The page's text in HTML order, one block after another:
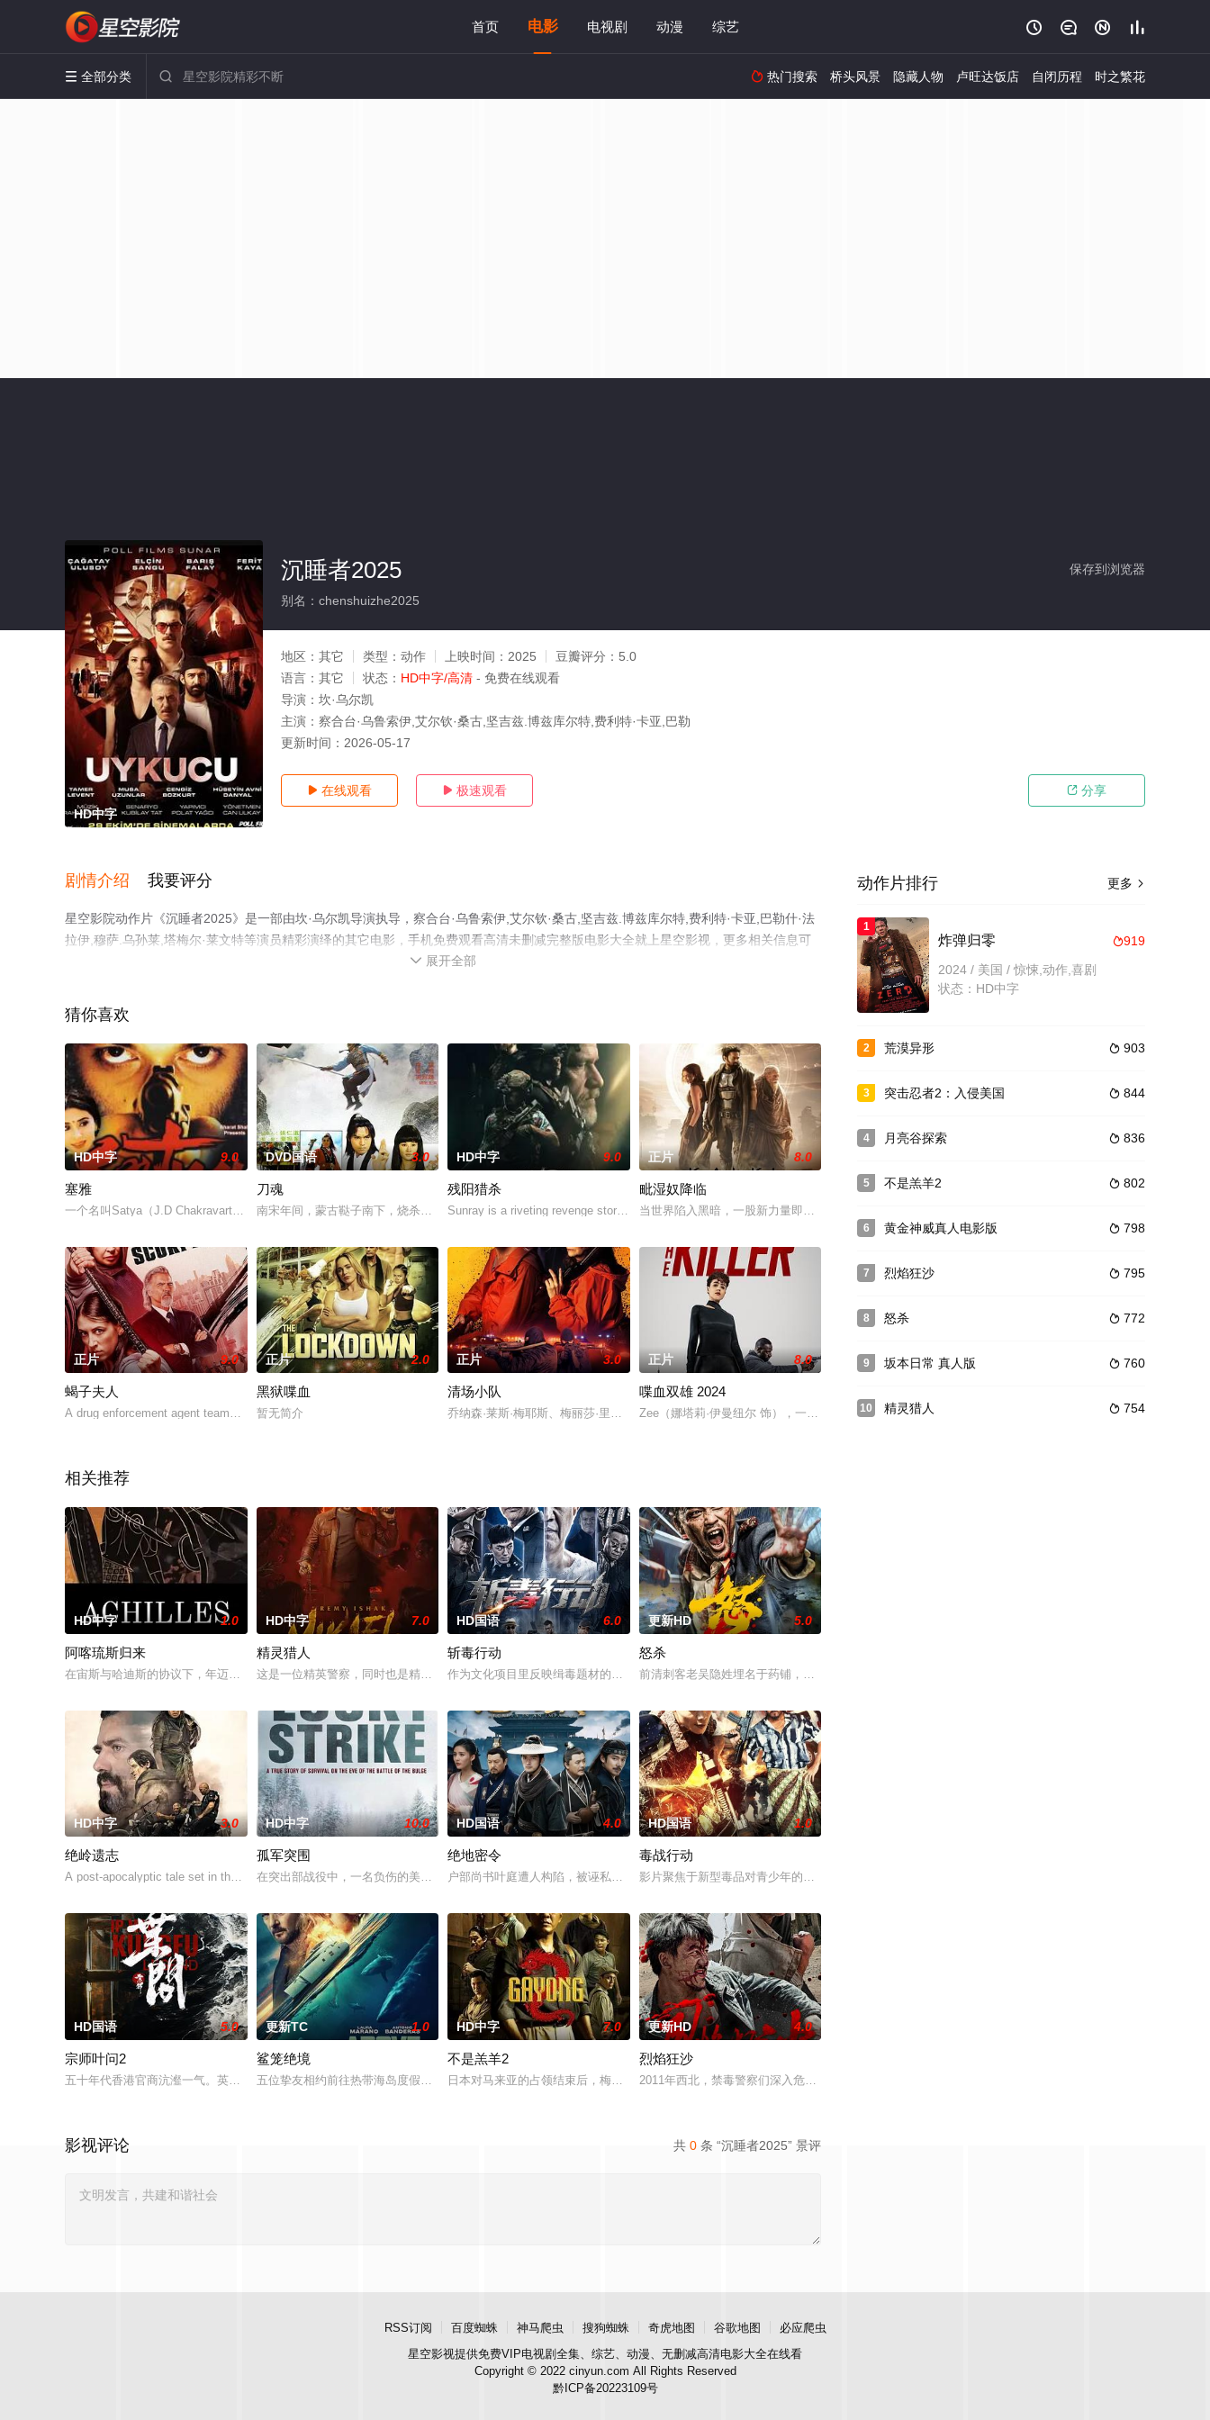
首页 电影 电视剧 动漫 综艺    
 全部分类   热门搜索 桥头风景 隐藏人物 卢旺达饭店 自闭历程 时之繁花
HD中字
保存到浏览器
沉睡者2025
别名：chenshuizhe2025
地区： 其它 类型： 动作 上映时间： 2025 豆瓣评分： 5.0
语言： 其它 状态： HD中字/高清 - 免费在线观看
导演： 坎·乌尔凯
主演： 察合台·乌鲁索伊,艾尔钦·桑古,坚吉兹.博兹库尔特,费利特·卡亚,巴勒
更新时间： 2026-05-17
 在线观看  极速观看  分享
剧情介绍 我要评分
星空影院动作片《沉睡者2025》是一部由坎·乌尔凯导演执导，察合台·乌鲁索伊,艾尔钦·桑古,坚吉兹.博兹库尔特,费利特·卡亚,巴勒什·法
拉伊,穆萨.乌孙莱,塔梅尔·莱文特等演员精彩演绎的其它电影，手机免费观看高清未删减完整版电影大全就上星空影视，更多相关信息可
 展开全部
猜你喜欢
HD中字 9.0
塞雅
一个名叫Satya（J.D Chakravarthy）的年轻人从印度南部来到孟买找工作。这个曾经诚实的年轻人在监狱里遇到了一
DVD国语 3.0
刀魂
南宋年间，蒙古鞑子南下，烧杀奸淫，围急襄阳。襄阳守将吕文唤奋勇抗敌，以丞相贾似道为首的奸党卖国求荣，切断襄阳粮草，出卖襄阳军
HD中字 9.0
残阳猎杀
Sunray is a riveting revenge story that follows a group of com
正片 8.0
毗湿奴降临
当世界陷入黑暗，一股新力量即将崛起。
正片 9.0
蝎子夫人
A drug enforcement agent teams up with her daughter to save he
正片 2.0
黑狱喋血
暂无简介
正片 3.0
清场小队
乔纳森·莱斯·梅耶斯、梅丽莎·里奥、安东尼奥·班德拉斯将主演动作犯罪惊悚片《清理人员》(Clean Up Crew)，近日已
正片 8.0
喋血双雄 2024
Zee（娜塔莉·伊曼纽尔 饰），一个神秘而臭名昭著的刺客，在巴黎黑社会中被称为“死亡女王”，令人闻风丧胆
相关推荐
HD中字 1.0
阿喀琉斯归来
在宙斯与哈迪斯的协议下，年迈的阿喀琉斯被忒提斯从冥界释放至现代世界，他必须直面新世界的暴力法则与旧神的阴谋，在宿命与自由间重
HD中字 7.0
精灵猎人
这是一位精英警察，同时也是精灵猎手。在调查一系列血腥谋杀案的过程中，他面临着来自超自然界的威胁。为了维护两个世界的平衡，他必
HD国语 6.0
斩毒行动
作为文化项目里反映缉毒题材的电影《斩毒行动》以“枪战”、“战友情”、“卧底”、“父子情”作为影片的看点，拍摄地分别于云南、缅
更新HD 5.0
怒杀
前清刺客老吴隐姓埋名于药铺，却为守护单亲母女小茜和依依，被迫出手击杀黑帮一伙而暴露身份。幕后黑手
HD中字 3.0
绝岭遗志
A post-apocalyptic tale set in the west Balkans, after a nucle
HD中字 10.0
孤军突围
在突出部战役中，一名负伤的美军士兵被困在饱受战火摧残的比利时敌后，他凭借机智、训练和一台破损的无线电，努力躲避被俘并设法与部
HD国语 4.0
绝地密令
户部尚书叶庭遭人构陷，被诬私贪国库银两，身陷囹圄在即，叶庭急召其子叶护相见。叶护心知父亲蒙冤，却无力翻案，只得冒险护送父亲逃
HD国语 1.0
毒战行动
影片聚焦于新型毒品对青少年的危害，对社会秩序的破坏为主题，旨在通过电影让观众意识到毒品的可怕，着
HD国语 5.0
宗师叶问2
五十年代香港官商沆瀣一气。英商勾结黑帮强拆工厂压榨劳工，叶问挺身仗义执言，遭多方联手构陷，蒙谋杀罪入狱。狱中黑帮步步设局加害
更新TC 1.0
鲨笼绝境
五位挚友相约前往热带海岛度假，计划在碧蓝海域中体验刺激的鲨鱼笼潜水，同时享受奢靡的派对狂欢。然而他们浑然不知，这趟旅程不过是
HD中字 7.0
不是羔羊2
日本对马来亚的占领结束后，梅尔在新加坡的特别行动组担任警察。这一次，他要对付的是黑帮，其中大多数人在鸦片生意方面活动，并且受
更新HD 4.0
烈焰狂沙
2011年西北，禁毒警察们深入危险境地，与毒贩展开了一场惊心动魄的较量。三年后，杨天追查战友马超遇害
共 0 条 “沉睡者2025” 景评
影视评论
更多 
动作片排行
1
919
炸弹归零
2024 / 美国 / 惊悚,动作,喜剧
状态：HD中字
2  903
荒漠异形
3  844
突击忍者2：入侵美国
4  836
月亮谷探索
5  802
不是羔羊2
6  798
黄金神威真人电影版
7  795
烈焰狂沙
8  772
怒杀
9  760
坂本日常 真人版
10  754
精灵猎人
RSS订阅 百度蜘蛛 神马爬虫 搜狗蜘蛛 奇虎地图 谷歌地图
必应爬虫
星空影视提供免费VIP电视剧全集、综艺、动漫、无删减高清电影大全在线看
Copyright © 2022 cinyun.com All Rights Reserved
黔ICP备20223109号